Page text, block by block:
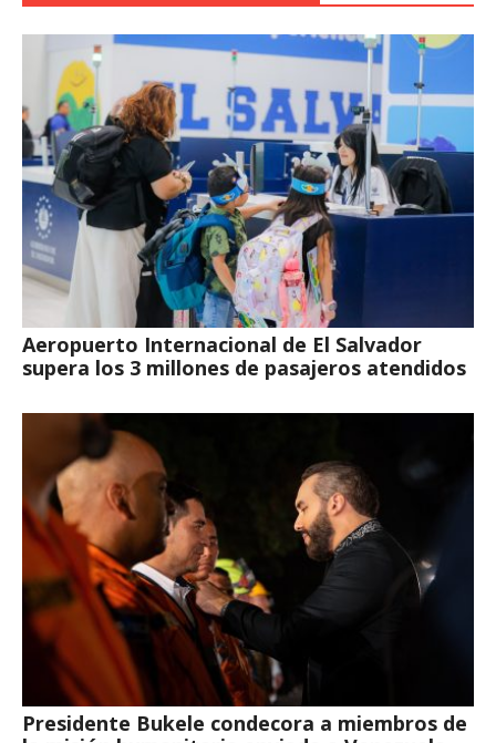
Aeropuerto Internacional de El Salvador
supera los 3 millones de pasajeros atendidos
Presidente Bukele condecora a miembros de